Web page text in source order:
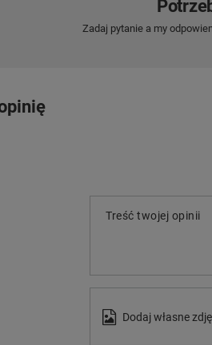
Zadaj pytanie a my
Treść twojej opinii
Dodaj własne